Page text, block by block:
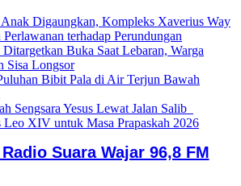
Anak Digaungkan, Kompleks Xaverius Way
terhadap Perundungan
Buka Saat Lebaran, Warga
Sisa Longsor
Bibit Pala di Air Terjun Bawah
Sengsara Yesus Lewat Jalan Salib
Leo XIV untuk Masa Prapaskah 2026
Suara Wajar 96,8 FM